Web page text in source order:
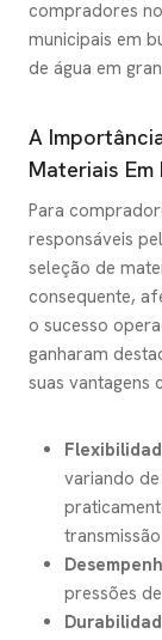
compradores
municipais em
de água em
A
Materiais
Para
responsáveis
seleção de
consequente,
o sucesso
ganharam
suas vantagens
variando
transmissão
pressões